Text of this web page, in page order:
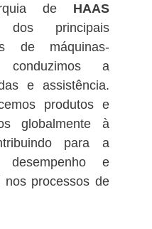
de HAAS
principais
de máquinas-
conduzimos a
e assistência.
produtos e
globalmente à
para a
e
nos processos de